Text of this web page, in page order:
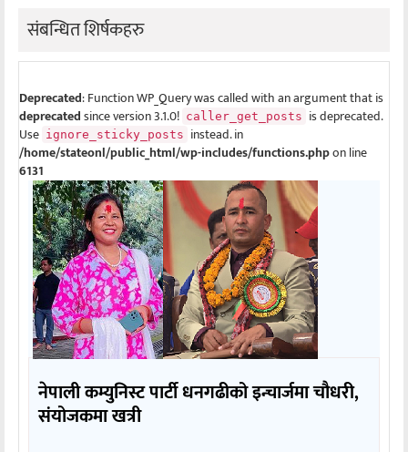
संबन्धित शिर्षकहरु
Deprecated: Function WP_Query was called with an argument that is
deprecatedsince version 3.1.0! caller_get_posts is deprecated.
Use ignore_sticky_posts instead. in
/home/stateonl/public_html/wp-includes/functions.phpon line
6131
नेपाली कम्युनिस्ट पार्टी धनगढीको इन्चार्जमा चौधरी,
संयोजकमा खत्री